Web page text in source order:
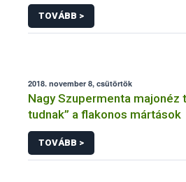
TOVÁBB >
2018. november 8, csütörtök
Nagy Szupermenta majonéz
tudnak” a flakonos mártások
TOVÁBB >